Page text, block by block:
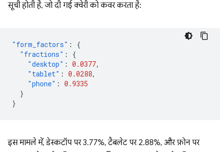
सूची होती है, जो दी गई क्वेरी को कवर करता है:
"form_factors" :
{
"fractions" :
{
"desktop" : 0.0377,
"tablet" : 0.0288,
"phone" : 0.9335
}
}
इस मामले में, डेस्कटॉप पर 3.77%, टैबलेट पर 2.88%, और फ़ोन पर